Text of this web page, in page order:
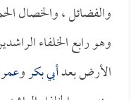
والفضائل ، والخصال
وهو رابع الخلفاء
الأرض بعدأبي بكروعمر